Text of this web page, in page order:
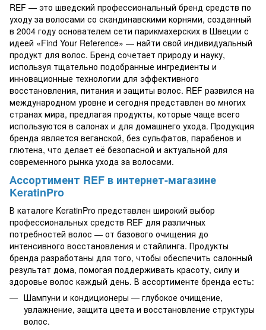
REF — это шведский профессиональный бренд средств по
уходу за волосами со скандинавскими корнями, созданный
в 2004 году основателем сети парикмахерских в Швеции с
идеей «Find Your Reference» — найти свой индивидуальный
продукт для волос. Бренд сочетает природу и науку,
используя тщательно подобранные ингредиенты и
инновационные технологии для эффективного
восстановления, питания и защиты волос. REF развился на
международном уровне и сегодня представлен во многих
странах мира, предлагая продукты, которые чаще всего
используются в салонах и для домашнего ухода. Продукция
бренда является веганской, без сульфатов, парабенов и
глютена, что делает её безопасной и актуальной для
современного рынка ухода за волосами.
Ассортимент REF в интернет-магазине
KeratinPro
В каталоге KeratinPro представлен широкий выбор
профессиональных средств REF для различных
потребностей волос — от базового очищения до
интенсивного восстановления и стайлинга. Продукты
бренда разработаны для того, чтобы обеспечить салонный
результат дома, помогая поддерживать красоту, силу и
здоровье волос каждый день. В ассортименте бренда есть:
Шампуни и кондиционеры — глубокое очищение,
увлажнение, защита цвета и восстановление структуры
волос.